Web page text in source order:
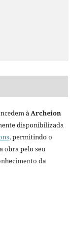
àArcheion
disponibilizada
, permitindo o
obra pelo seu
da